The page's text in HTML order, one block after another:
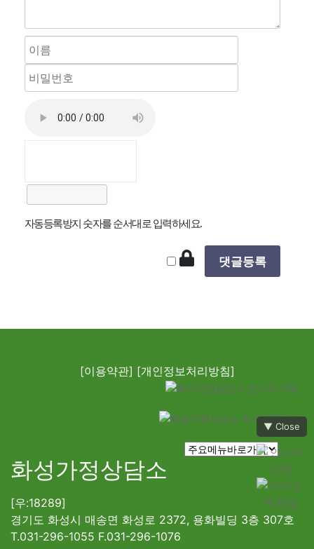
▼ Close
자동등록방지 숫자를 순서대로 입력하세요.
[이용약관] [개인정보처리방침]
화성가정상담소
[우:18289]
경기도 화성시 매송면 화성로 2372, 용화빌딩 3층 307호
T.031-296-1055 F.031-296-1076